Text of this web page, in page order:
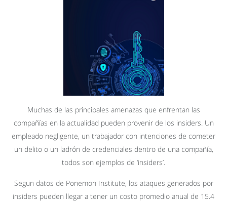
Muchas de las principales amenazas que enfrentan las
compañías en la actualidad pueden provenir de los insiders. Un
empleado negligente, un trabajador con intenciones de cometer
un delito o un ladrón de credenciales dentro de una compañía,
todos son ejemplos de ‘insiders’.
Segun datos de Ponemon Institute, los ataques generados por
insiders pueden llegar a tener un costo promedio anual de 15.4